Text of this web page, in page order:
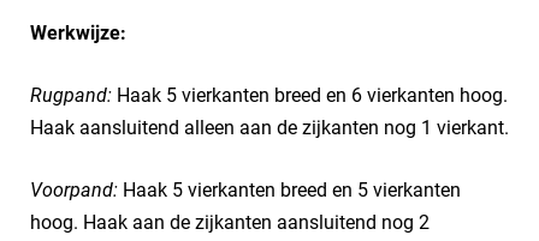
Werkwijze:
Rugpand: Haak 5 vierkanten breed en 6 vierkanten hoog.
Haak aansluitend alleen aan de zijkanten nog 1 vierkant.
Voorpand: Haak 5 vierkanten breed en 5 vierkanten
hoog. Haak aan de zijkanten aansluitend nog 2